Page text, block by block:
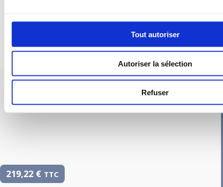
Tout autoriser
Autoriser la sélection
Refuser
PIEUVRE PRO-FIL PERSONNALISÉE : CUISINE
219,22 € TTC